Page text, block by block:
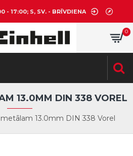
- 17:00; S, SV. - BRĪVDIENA
0
metālam 13.0mm DIN 338 Vorel
13.0MM DIN 338 VOREL